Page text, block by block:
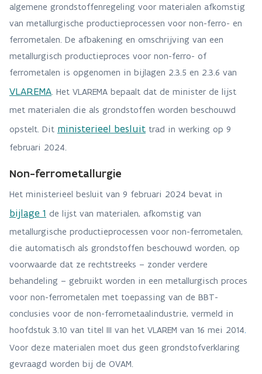
algemene grondstoffenregeling voor materialen afkomstig
van metallurgische productieprocessen voor non-ferro- en
ferrometalen. De afbakening en omschrijving van een
metallurgisch productieproces voor non-ferro- of
ferrometalen is opgenomen in bijlagen 2.3.5 en 2.3.6 van
VLAREMA. Het VLAREMA bepaalt dat de minister de lijst
met materialen die als grondstoffen worden beschouwd
opstelt. Dit ministerieel besluit trad in werking op 9
februari 2024.
Non-ferrometallurgie
Het ministerieel besluit van 9 februari 2024 bevat in
bijlage 1 de lijst van materialen, afkomstig van
metallurgische productieprocessen voor non-ferrometalen,
die automatisch als grondstoffen beschouwd worden, op
voorwaarde dat ze rechtstreeks – zonder verdere
behandeling – gebruikt worden in een metallurgisch proces
voor non-ferrometalen met toepassing van de BBT-
conclusies voor de non-ferrometaalindustrie, vermeld in
hoofdstuk 3.10 van titel III van het VLAREM van 16 mei 2014.
Voor deze materialen moet dus geen grondstofverklaring
gevraagd worden bij de OVAM.